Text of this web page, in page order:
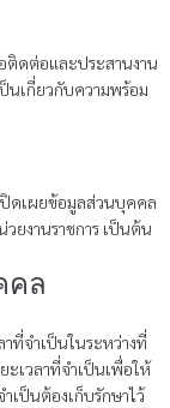
ติดต่อและประสานงาน
นเกี่ยวกับความพร้อม
ปิดเผยข้อมูลส่วนบุคคล
ยงานราชการ เป็นต้น
คล
ที่จำเป็นในระหว่างที่
เวลาที่จำเป็นเพื่อให้
เป็นต้องเก็บรักษาไว้